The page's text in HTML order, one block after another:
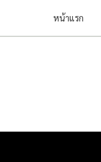
หน้าแรก